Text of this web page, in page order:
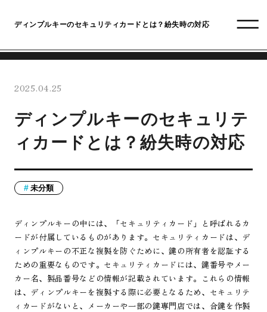
ディンプルキーのセキュリティカードとは？紛失時の対応
2025.04.25
ディンプルキーのセキュリテ
ィカードとは？紛失時の対応
未分類
ディンプルキーの中には、「セキュリティカード」と呼ばれるカ
ードが付属しているものがあります。セキュリティカードは、デ
ィンプルキーの不正な複製を防ぐために、鍵の所有者を認証する
ための重要なものです。セキュリティカードには、鍵番号やメー
カー名、製品番号などの情報が記載されています。これらの情報
は、ディンプルキーを複製する際に必要となるため、セキュリテ
ィカードがないと、メーカーや一部の鍵専門店では、合鍵を作製